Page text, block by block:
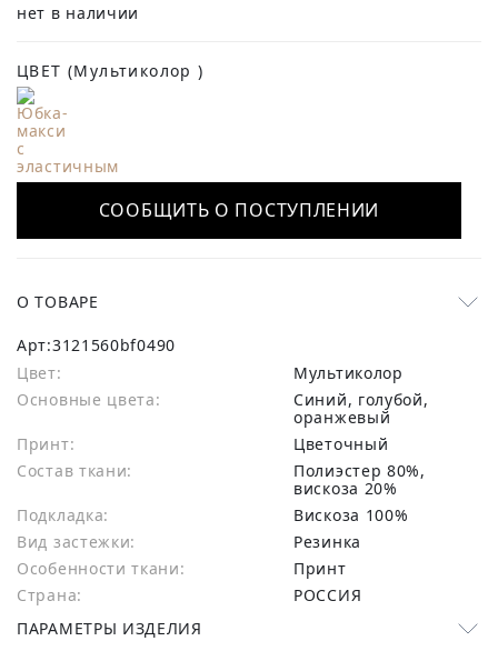
нет в наличии
ЦВЕТ (Мультиколор )
СООБЩИТЬ О ПОСТУПЛЕНИИ
О ТОВАРЕ
Арт:3121560bf0490
Цвет:
Мультиколор
Основные цвета:
синий, голубой,
оранжевый
Принт:
Цветочный
Состав ткани:
полиэстер 80%,
вискоза 20%
Подкладка:
Вискоза 100%
Вид застежки:
Резинка
Особенности ткани:
Принт
Страна:
РОССИЯ
ПАРАМЕТРЫ ИЗДЕЛИЯ